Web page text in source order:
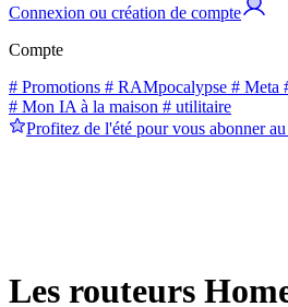
Connexion ou création de compte
Compte
# Promotions # RAMpocalypse # Meta
# Mon IA à la maison # utilitaire
Profitez de l'été pour vous abonner
Les routeurs